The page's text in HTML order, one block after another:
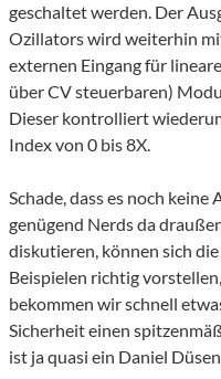
geschaltet werden. Der
Ozillators wird weiterhin
externen Eingang für
über CV steuerbaren)
Dieser kontrolliert
Index von 0 bis 8X.
Schade, dass es noch
genügend Nerds da
diskutieren, können sich
Beispielen richtig
bekommen wir schnell
Sicherheit einen
ist ja quasi ein Daniel